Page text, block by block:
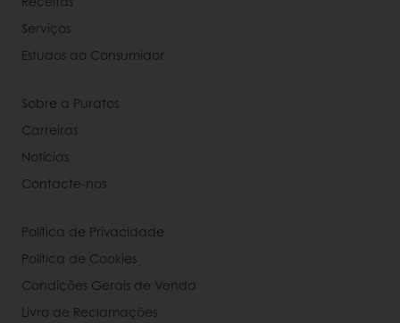
Serviços
Estudos ao Consumidor
Sobre a Puratos
Carreiras
Notícias
Contacte-nos
Política de Privacidade
Política de Cookies
Condições Gerais de Venda
Livro de Reclamações